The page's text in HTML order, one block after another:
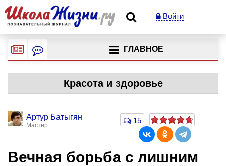
Войти
ГЛАВНОЕ
Красота и здоровье
Артур Батыгян
Мастер
15
Вечная борьба с лишним